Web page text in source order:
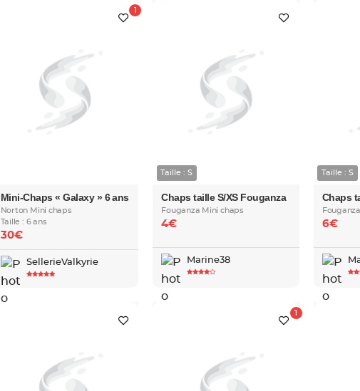
Mini-Chaps « Galaxy » 6 ans
Norton Mini chaps
Taille : 6 ans
30€
SellerieValkyrie
Taille : S
Chaps taille S/XS Fouganza
Fouganza Mini chaps
4€
Marine38
Taille : S
Chaps
6€